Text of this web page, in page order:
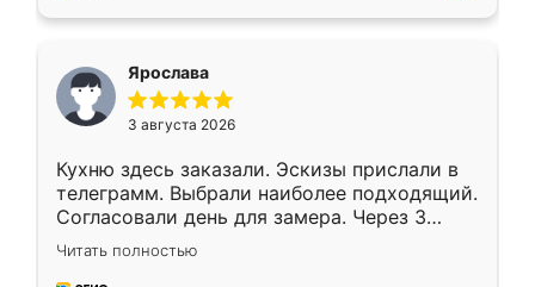
Ярослава
3 августа 2026
Кухню здесь заказали. Эскизы прислали в
телеграмм. Выбрали наиболее подходящий.
Согласовали день для замера. Через 3
недели кухня была уже готова. Остались
довольны работой. Спасибо Ренессанс
Читать полностью